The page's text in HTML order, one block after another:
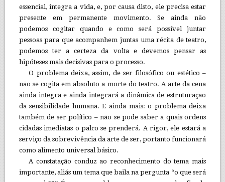
essencial, integra a vida, e, por causa disto, ele precisa estar
presente em permanente movimento. Se ainda não
podemos cogitar quando e como será possível juntar
pessoas para que acompanhem juntas uma récita de teatro,
podemos ter a certeza da volta e devemos pensar as
hipóteses mais decisivas para o processo.
O problema deixa, assim, de ser filosófico ou estético –
não se cogita em absoluto a morte do teatro. A arte da cena
ainda integra e ainda integrará a dinâmica de estruturação
da sensibilidade humana. E ainda mais: o problema deixa
também de ser político – não se pode saber a quais ordens
cidadãs imediatas o palco se prenderá. A rigor, ele estará a
serviço da sobrevivência da arte de ser, portanto funcionará
como alimento universal básico.
A constatação conduz ao reconhecimento do tema mais
importante, aliás um tema que baila na pergunta “o que será